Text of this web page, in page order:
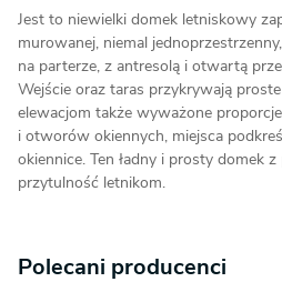
Jest to niewielki domek letniskowy
murowanej, niemal
na parterze, z antresolą i otwartą
Wejście oraz taras przykrywają
elewacjom także wyważone
i otworów okiennych, miejsca
okiennice. Ten ładny i prosty domek
przytulność letnikom.
Polecani producenci